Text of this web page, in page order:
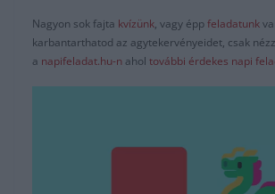
Nagyon sok fajta kvízünk, vagy éppfeladatunk
karbantarthatod az agytekervényeidet, csak
a napifeladat.hu-n ahol további érdekes napi